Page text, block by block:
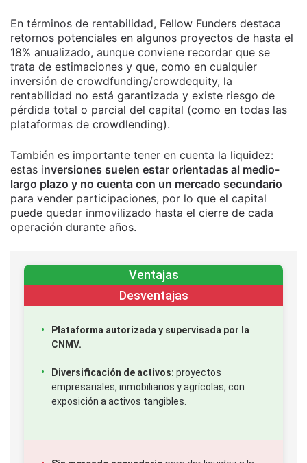
En términos de rentabilidad, Fellow Funders destaca
retornos potenciales en algunos proyectos de hasta el
18% anualizado, aunque conviene recordar que se
trata de estimaciones y que, como en cualquier
inversión de crowdfunding/crowdequity, la
rentabilidad no está garantizada y existe riesgo de
pérdida total o parcial del capital (como en todas las
plataformas de crowdlending).
También es importante tener en cuenta la liquidez:
estas inversiones suelen estar orientadas al medio-
largo plazo y no cuenta con un mercado secundario
para vender participaciones, por lo que el capital
puede quedar inmovilizado hasta el cierre de cada
operación durante años.
Ventajas
Desventajas
Plataforma autorizada y supervisada por la
CNMV.
Diversificación de activos: proyectos
empresariales, inmobiliarios y agrícolas, con
exposición a activos tangibles.